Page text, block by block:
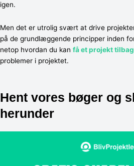
igen.
Men det er utrolig svært at drive
på de grundlæggende principper inden
netop hvordan du kan få et projekt
problemer i projektet.
Hent vores bøger og
herunder